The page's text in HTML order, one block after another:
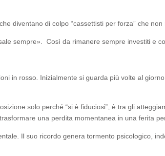
diventano di colpo “cassettisti per forza” che
sempre». Così da rimanere sempre investiti e
in rosso. Inizialmente si guarda più volte al
solo perché “si è fiduciosi”, è tra gli
una perdita momentanea in una ferita
Il suo ricordo genera tormento psicologico,